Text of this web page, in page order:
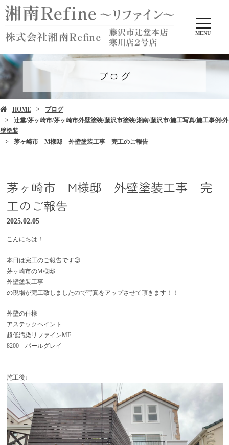
MENU
ブログ
HOME
ブログ
辻堂/茅ヶ崎市/茅ヶ崎市外壁塗装/藤沢市塗装/湘南/藤沢市/施工写真/施工事例/外
壁塗装
茅ヶ崎市 M様邸 外壁塗装工事 完工のご報告
茅ヶ崎市 M様邸 外壁塗装工事 完
工のご報告
2025.02.05
こんにちは！
本日は完工のご報告です😊
茅ヶ崎市のM様邸
外壁塗装工事
の現場が完工致しましたので写真をアップさせて頂きます！！
外壁の仕様
アステックペイント
超低汚染リファインMF
8200パールグレイ
施工後↓